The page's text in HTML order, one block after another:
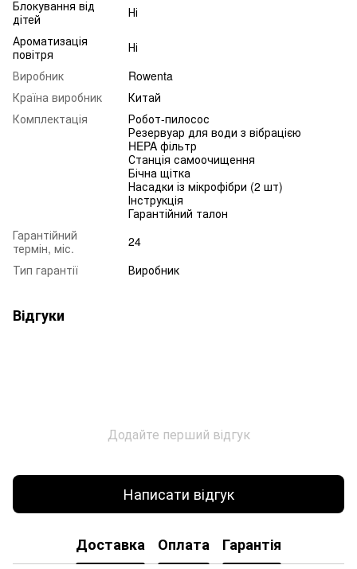
Блокування від
дітей
Ні
Ароматизація
повітря
Ні
Виробник
Rowenta
Країна виробник
Китай
Комплектація
Робот-пилосос
Резервуар для води з вібрацією
HEPA фільтр
Станція самоочищення
Бічна щітка
Насадки із мікрофібри (2 шт)
Інструкція
Гарантійний талон
Гарантійний
термін, міс.
24
Тип гарантії
Виробник
Відгуки
Додайте перший відгук
Написати відгук
Доставка Оплата Гарантія